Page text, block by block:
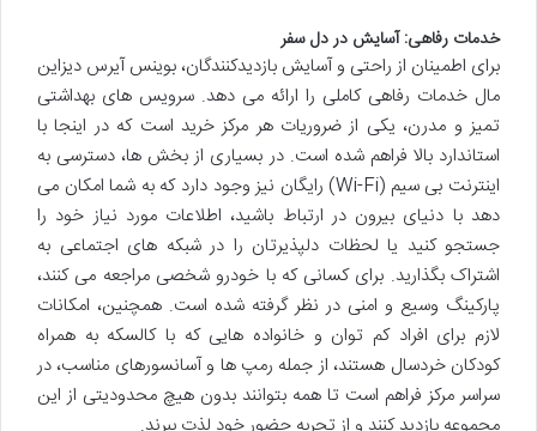
خدمات رفاهی: آسایش در دل سفر
برای اطمینان از راحتی و آسایش بازدیدکنندگان، بوینس آیرس دیزاین
مال خدمات رفاهی کاملی را ارائه می دهد. سرویس های بهداشتی
تمیز و مدرن، یکی از ضروریات هر مرکز خرید است که در اینجا با
استاندارد بالا فراهم شده است. در بسیاری از بخش ها، دسترسی به
اینترنت بی سیم (Wi-Fi) رایگان نیز وجود دارد که به شما امکان می
دهد با دنیای بیرون در ارتباط باشید، اطلاعات مورد نیاز خود را
جستجو کنید یا لحظات دلپذیرتان را در شبکه های اجتماعی به
اشتراک بگذارید. برای کسانی که با خودرو شخصی مراجعه می کنند،
پارکینگ وسیع و امنی در نظر گرفته شده است. همچنین، امکانات
لازم برای افراد کم توان و خانواده هایی که با کالسکه به همراه
کودکان خردسال هستند، از جمله رمپ ها و آسانسورهای مناسب، در
سراسر مرکز فراهم است تا همه بتوانند بدون هیچ محدودیتی از این